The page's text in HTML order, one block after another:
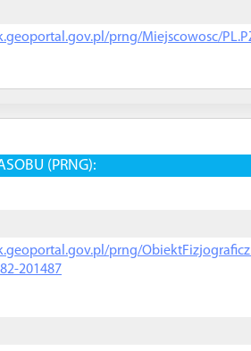
prng/Miejscowosc/
(PRNG):
prng/
201487